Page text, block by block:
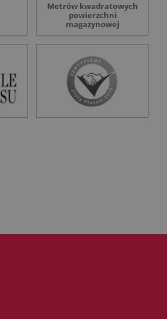
Metrów kwadratowych
powierzchni
magazynowej